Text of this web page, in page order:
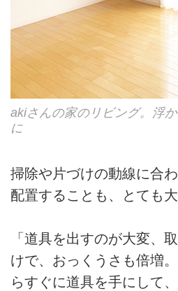
akiさんの家のリビング。浮
に
掃除や片づけの動線に合
配置することも、とても大
「道具を出すのが大変、
けで、おっくうさも倍増
らすぐに道具を手にして